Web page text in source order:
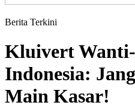
Berita Terkini
Kluivert
Indonesia:
Main Kasar!